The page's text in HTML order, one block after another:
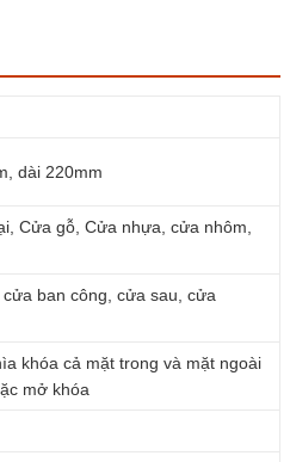
dài 220mm
Cửa gỗ, Cửa nhựa, cửa nhôm,
ban công, cửa sau, cửa
khóa cả mặt trong và mặt ngoài
mở khóa